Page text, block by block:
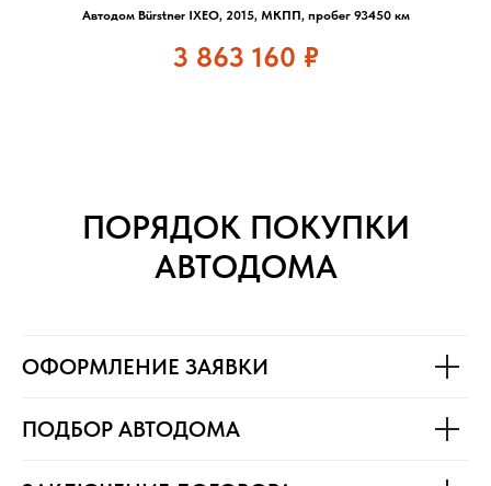
Автодом Bürstner IXEO, 2015, МКПП, пробег 93450 км
3 863 160 ₽
ПОРЯДОК ПОКУПКИ
АВТОДОМА
ОФОРМЛЕНИЕ ЗАЯВКИ
ПОДБОР АВТОДОМА